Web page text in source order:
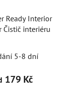
Ready Interior
Čistič interiéru
hodnocení
produktu
5-8 dní
179 Kč